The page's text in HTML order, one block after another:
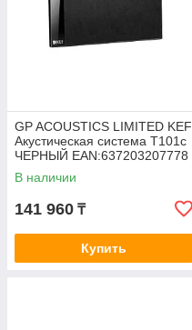
GP ACOUSTICS LIMITED KEF
Акустическая система T101c
ЧЕРНЫЙ EAN:637203207778
В наличии
141 960 ₸
Купить